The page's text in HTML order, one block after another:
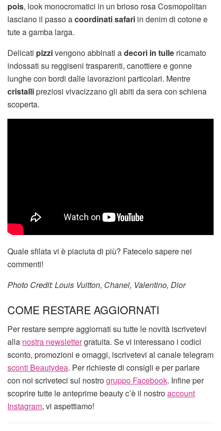
pois, look monocromatici in un brioso rosa Cosmopolitan
lasciano il passo acoordinati safari in denim di cotone e
tute a gamba larga.
Delicati pizzivengono abbinati adecori in tulle ricamato
indossati su reggiseni trasparenti, canottiere e gonne
lunghe con bordi dalle lavorazioni particolari. Mentre
cristallipreziosi vivacizzano gli abiti da sera con schiena
scoperta.
Quale sfilata vi è piaciuta di più? Fatecelo sapere nei
commenti!
Photo Credit: Louis Vuitton, Chanel, Valentino, Dior
COME RESTARE AGGIORNATI
Per restare sempre aggiornati su tutte le novità iscrivetevi
alla nostra newslettergratuita. Se vi interessano i codici
sconto, promozioni e omaggi, iscrivetevi al canale telegram
sconti Beautydea. Per richieste di consigli e per parlare
con noi scriveteci sul nostrogruppo Facebook. Infine per
scoprire tutte le anteprime beauty c’è il nostroaccount
Instagram, vi aspettiamo!